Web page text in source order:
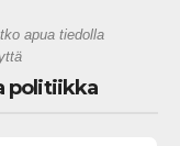
apua tiedolla
politiikka